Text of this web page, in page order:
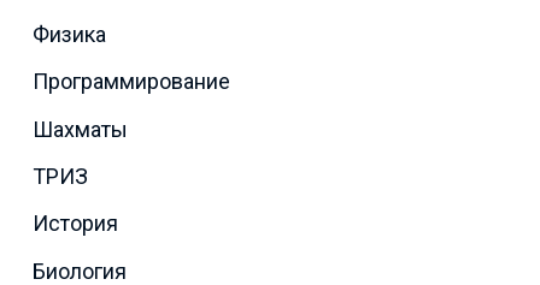
Физика
Программирование
Шахматы
ТРИЗ
История
Биология